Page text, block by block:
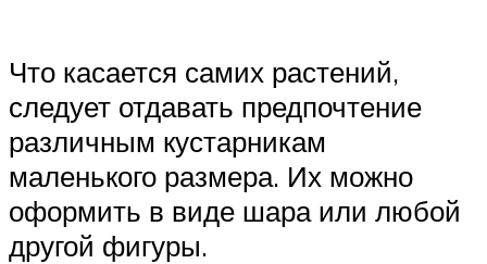
Что касается самих растений,
следует отдавать предпочтение
различным кустарникам
маленького размера. Их можно
оформить в виде шара или любой
другой фигуры.